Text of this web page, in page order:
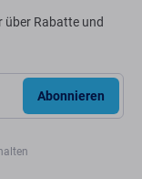
über Rabatte und
Abonnieren